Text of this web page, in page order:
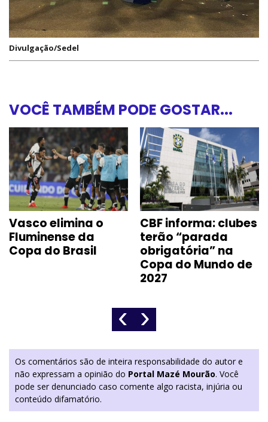
Divulgação/Sedel
VOCÊ TAMBÉM PODE GOSTAR...
Vasco elimina o
Fluminense da
Copa do Brasil
CBF informa: clubes
terão “parada
obrigatória” na
Copa do Mundo de
2027
‹ ›
Os comentários são de inteira responsabilidade do autor e
não expressam a opinião do Portal Mazé Mourão. Você
pode ser denunciado caso comente algo racista, injúria ou
conteúdo difamatório.